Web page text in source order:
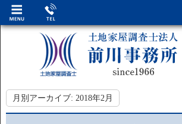
月別アーカイブ: 2018年2月